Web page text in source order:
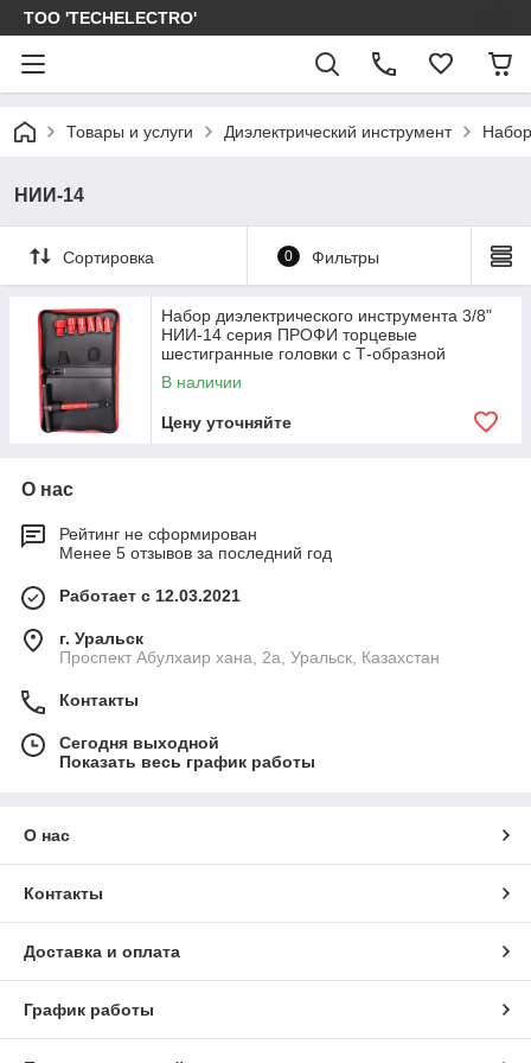
ТОО 'TECHELECTRO'
Товары и услуги Диэлектрический инструмент
НИИ-14
Сортировка 0 Фильтры
Набор диэлектрического инструмента 3/8"
НИИ-14 серия ПРОФИ торцевые
шестигранные головки с Т-образной
В наличии
Цену уточняйте
О нас
Рейтинг не сформирован
Менее 5 отзывов за последний год
Работает с 12.03.2021
г. Уральск
Проспект Абулхаир хана, 2а, Уральск, Казахстан
Контакты
Сегодня выходной
Показать весь график работы
О нас
Контакты
Доставка и оплата
График работы